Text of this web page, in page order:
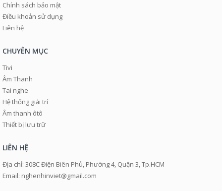
Chính sách bảo mật
Điều khoản sử dụng
Liên hệ
CHUYÊN MỤC
Tivi
Âm Thanh
Tai nghe
Hệ thống giải trí
Âm thanh ôtô
Thiết bị lưu trữ
LIÊN HỆ
Địa chỉ: 308C Điện Biên Phủ, Phường 4, Quận 3, Tp.HCM
Email: nghenhinviet@gmail.com